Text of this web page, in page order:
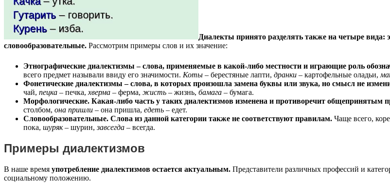
Диалекты принято разделять также на четыре вида:
словообразовательные. Рассмотрим примеры слов и их значение:
Этнографические диалектизмы – слова, применяемые в какой-либо местности и играющие роль
всего предмет называли ввиду его значимости. Коты – берестяные лапти, дранки – картофельные оладьи,
Фонетические диалектизмы – слова, в которых произошла замена буквы или звука, но смысл не
чай, пецка – печка, хверма – ферма, жисть – жизнь, бамага – бумага.
Морфологические. Какая-либо часть у таких диалектизмов изменена и противоречит общепринятым
столбом, она пришли – она пришла, едеть – едет.
Словообразовательные. Слова из данной категории также не соответствуют правилам. Чаще всего,
пока, шуряк– шурин,завсегда – всегда.
Примеры диалектизмов
В наше время употребление диалектизмов остается актуальным. Представители различных профессий и
социальному положению.